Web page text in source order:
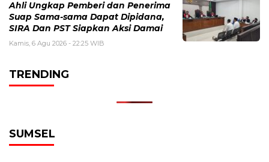
Ahli Ungkap Pemberi dan Penerima
Suap Sama-sama Dapat Dipidana,
SIRA Dan PST Siapkan Aksi Damai
Kamis, 6 Agu 2026 - 22:25 WIB
TRENDING
SUMSEL